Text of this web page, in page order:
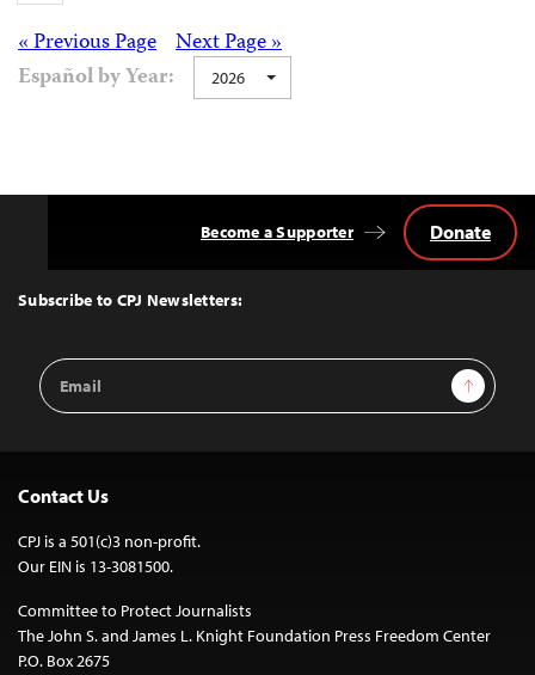
Posts
navigation
Next Page »
« Previous Page
Español by Year:
2026
Top
Subscribe to CPJ Newsletters:
Email
Address
Sign Up
Become a Supporter Donate
Contact Us
CPJ is a 501(c)3 non-profit.
Our EIN is 13-3081500.
Committee to Protect Journalists
The John S. and James L. Knight Foundation Press Freedom Center
P.O. Box 2675